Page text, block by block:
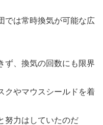
では常時換気が可能な広
ず、換気の回数にも限界
クやマウスシールドを着
努力はしていたのだ